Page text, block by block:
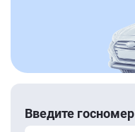
Введите госномер